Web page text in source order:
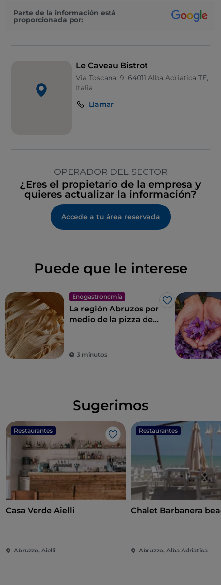
Parte de la información está
proporcionada por:
Le Caveau Bistrot
Via Toscana, 9, 64011 Alba Adriatica TE,
Italia
Llamar
OPERADOR DEL SECTOR
¿Eres el propietario de la empresa y
quieres actualizar la información?
Accede a tu área reservada
Puede que le interese
Enogastronomía
Me gusta
La región Abruzos por
medio de la pizza de
3 minutos
Sugerimos
Restaurantes
Me gusta
Casa Verde Aielli
Abruzzo, Aielli
Restaurantes
Chalet Barbanera
Abruzzo, Alba Adriatica